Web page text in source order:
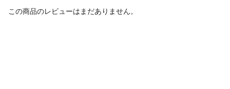
この商品のレビューはまだありません。